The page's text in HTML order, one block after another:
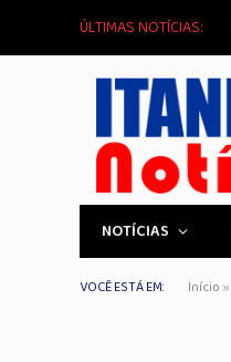
ÚLTIMAS NOTÍCIAS:
NOTÍCIAS
VOCÊ ESTÁ EM: Início »